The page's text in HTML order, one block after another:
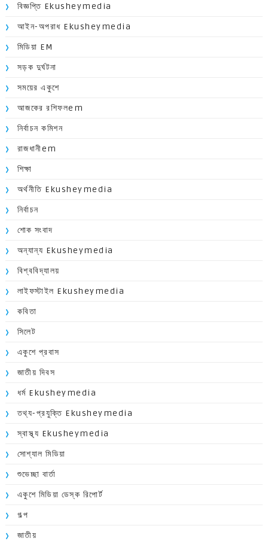
বিজ্ঞপ্তি Ekusheymedia
আইন-অপরাধ Ekusheymedia
মিডিয়া EM
সড়ক দুর্ঘটনা
সময়ের একুশে
আজকের রশিফলem
নির্বাচন কমিশন
রাজধানীem
শিক্ষা
অর্থনীতি Ekusheymedia
নির্বাচন
শোক সংবাদ
অন্যান্য Ekusheymedia
বিশ্ববিদ্যালয়
লাইফস্টাইল Ekusheymedia
কবিতা
সিলেট
একুশে প্রবাস
জাতীয় দিবস
ধর্ম Ekusheymedia
তথ্য-প্রযুক্তি Ekusheymedia
স্বাস্থ্য Ekusheymedia
সোশ্যাল মিডিয়া
শুভেচ্ছা বার্তা
একুশে মিডিয়া ডেস্ক রিপোর্ট
গল্প
জাতীয়